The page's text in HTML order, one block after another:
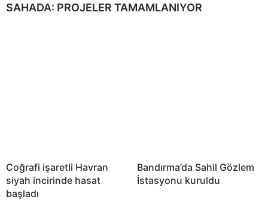
SAHADA: PROJELER TAMAMLANIYOR
Coğrafi işaretli Havran
siyah incirinde hasat
başladı
Bandırma’da Sahil Gözlem
İstasyonu kuruldu